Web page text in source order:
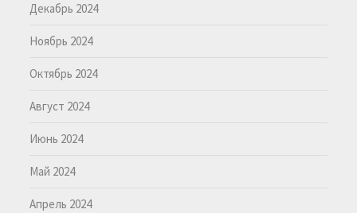
Декабрь 2024
Ноябрь 2024
Октябрь 2024
Август 2024
Июнь 2024
Май 2024
Апрель 2024